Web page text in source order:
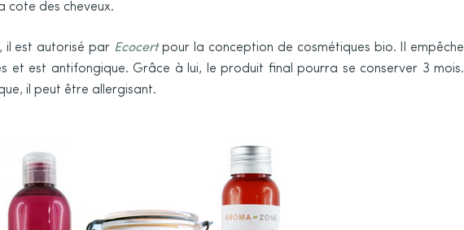
cote des cheveux.
il est autorisé par Ecocert pour la conception de cosmétiques bio. Il empêche
et est antifongique. Grâce à lui, le produit final pourra se conserver 3 mois.
il peut être allergisant.